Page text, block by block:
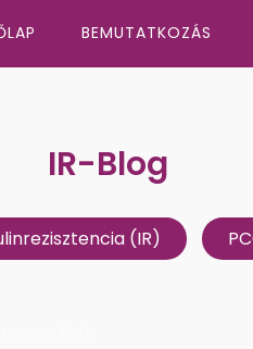
BEMUTATKOZÁS
IR-Blog
(IR)